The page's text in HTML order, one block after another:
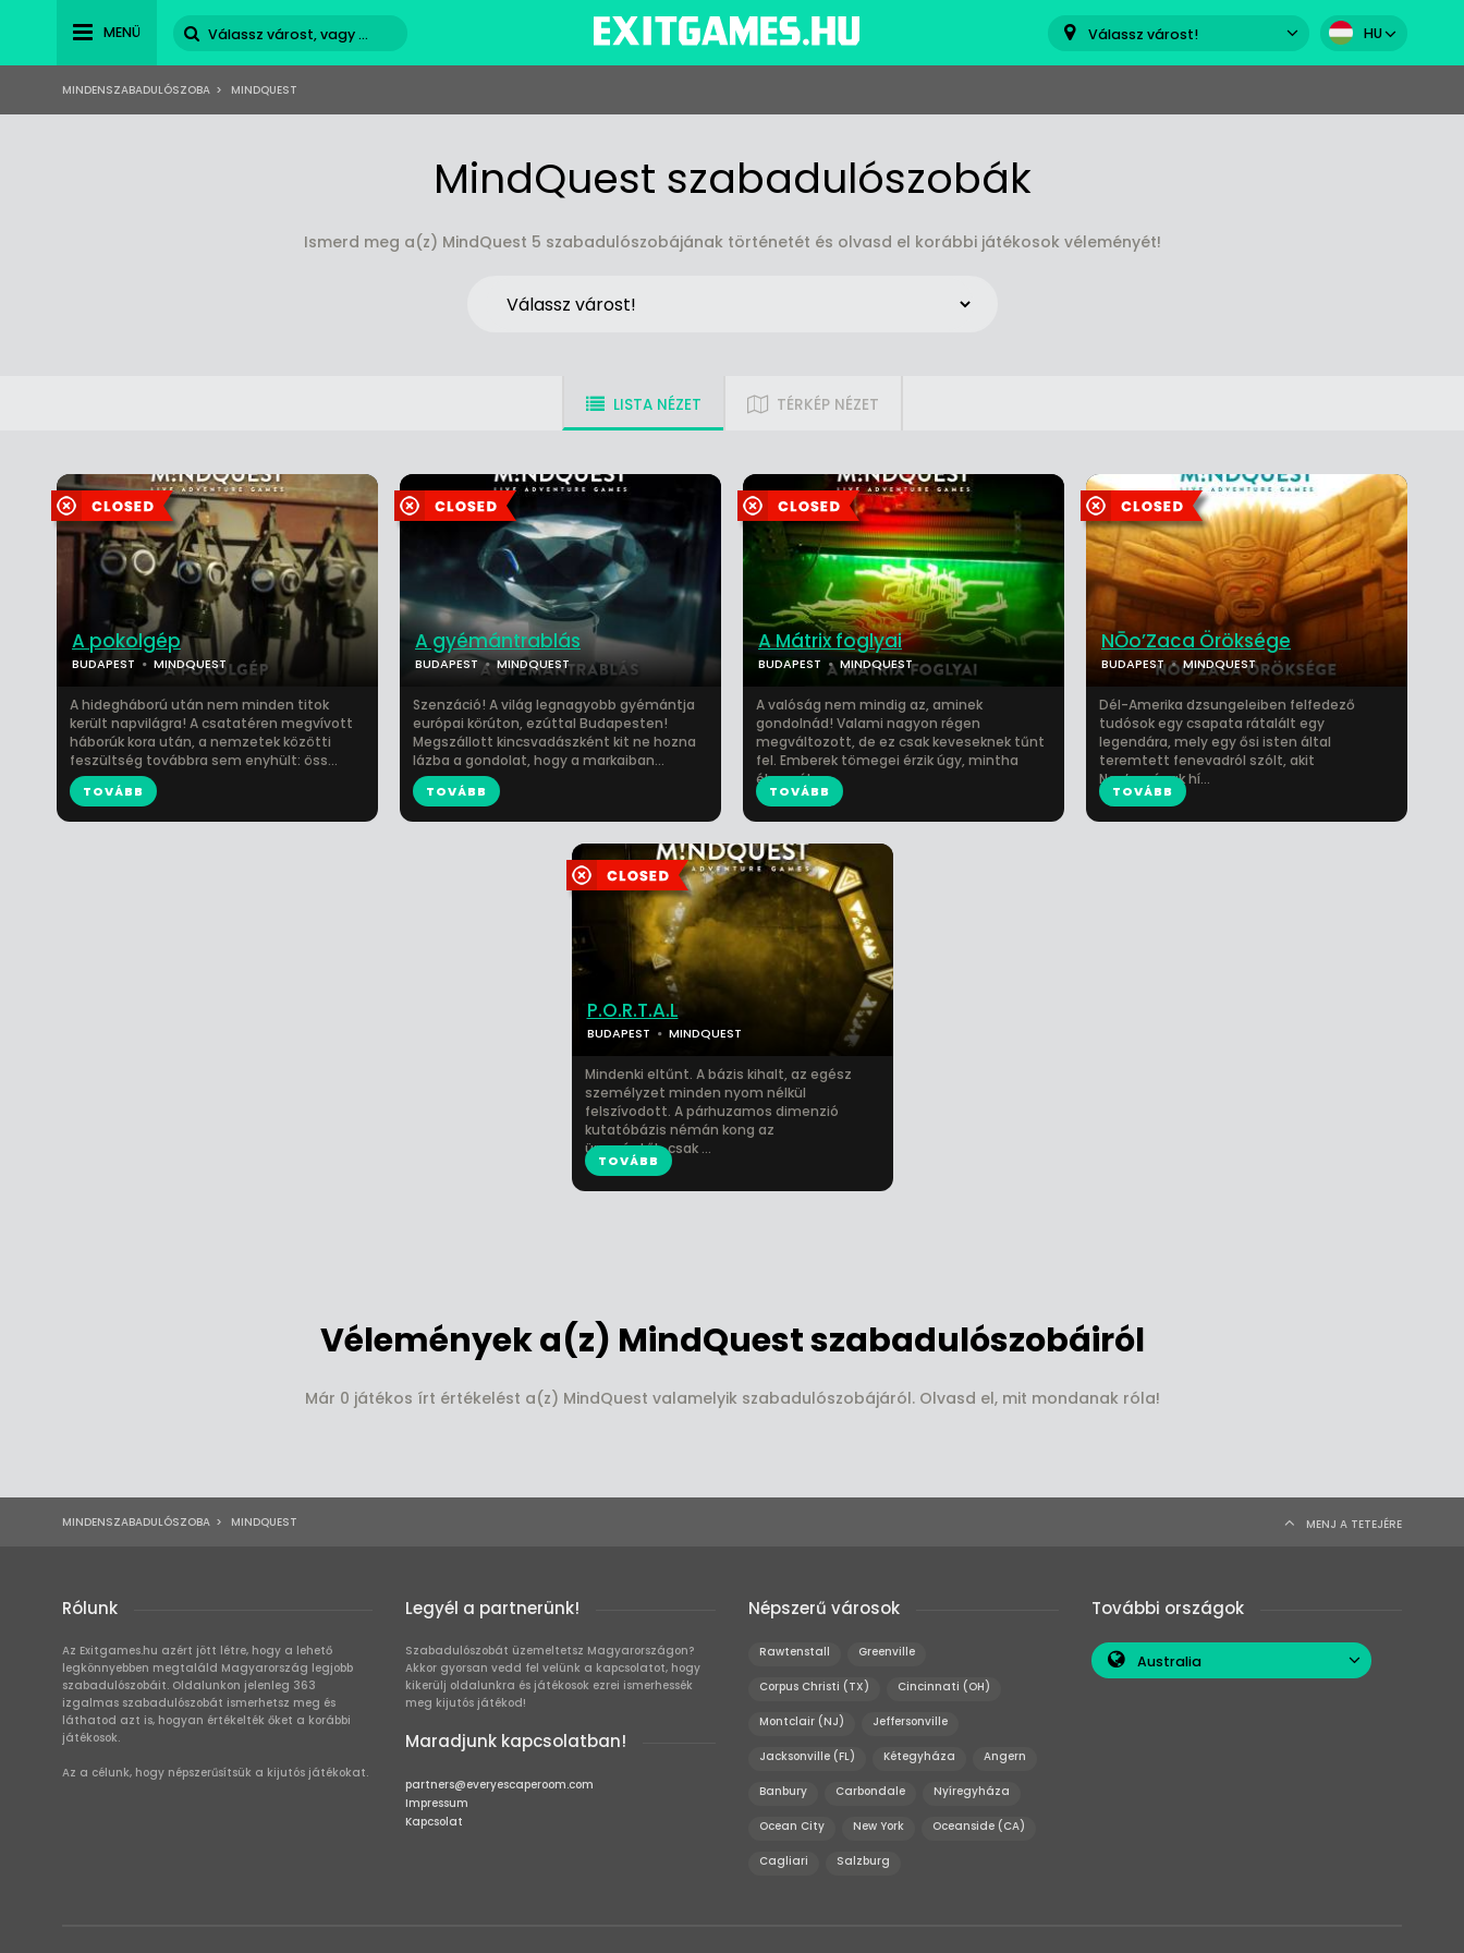
MENÜ Válassz várost! HU
MINDENSZABADULÓSZOBA > MINDQUEST
MindQuest szabadulószobák
Ismerd meg a(z) MindQuest 5 szabadulószobájának történetét és olvasd el korábbi játékosok véleményét!
LISTA NÉZET TÉRKÉP NÉZET
A pokolgép
BUDAPEST MINDQUEST
A hidegháború után nem minden titok
került napvilágra! A csatatéren megvívott
háborúk kora után, a nemzetek közötti
feszültség továbbra sem enyhült: öss...
TOVÁBB
A gyémántrablás
BUDAPEST MINDQUEST
Szenzáció! A világ legnagyobb gyémántja
európai körúton, ezúttal Budapesten!
Megszállott kincsvadászként kit ne hozna
lázba a gondolat, hogy a markaiban...
TOVÁBB
A Mátrix foglyai
BUDAPEST MINDQUEST
A valóság nem mindig az, aminek
gondolnád! Valami nagyon régen
megváltozott, de ez csak keveseknek tűnt
fel. Emberek tömegei érzik úgy, mintha
ébren álm...
TOVÁBB
NŌo’Zaca Öröksége
BUDAPEST MINDQUEST
Dél-Amerika dzsungeleiben felfedező
tudósok egy csapata rátalált egy
legendára, mely egy ősi isten által
teremtett fenevadról szólt, akit
Noo’zacának hí...
TOVÁBB
P.O.R.T.A.L
BUDAPEST MINDQUEST
Mindenki eltűnt. A bázis kihalt, az egész
személyzet minden nyom nélkül
felszívodott. A párhuzamos dimenzió
kutatóbázis némán kong az
ürességtől...csak ...
TOVÁBB
Vélemények a(z) MindQuest szabadulószobáiról
Már 0 játékos írt értékelést a(z) MindQuest valamelyik szabadulószobájáról. Olvasd el, mit mondanak róla!
MINDENSZABADULÓSZOBA > MINDQUEST MENJ A TETEJÉRE
Rólunk
Az Exitgames.hu azért jött létre, hogy a lehető
legkönnyebben megtaláld Magyarország legjobb
szabadulószobáit. Oldalunkon jelenleg 363
izgalmas szabadulószobát ismerhetsz meg és
láthatod azt is, hogyan értékelték őket a korábbi
játékosok.
Az a célunk, hogy népszerűsítsük a kijutós játékokat.
Legyél a partnerünk!
Szabadulószobát üzemeltetsz Magyarországon?
Akkor gyorsan vedd fel velünk a kapcsolatot, hogy
kikerülj oldalunkra és játékosok ezrei ismerhessék
meg kijutós játékod!
Maradjunk kapcsolatban!
partners@everyescaperoom.com
Impressum
Kapcsolat
Népszerű városok
Rawtenstall Greenville
Corpus Christi (TX) Cincinnati (OH)
Montclair (NJ) Jeffersonville
Jacksonville (FL) Kétegyháza Angern
Banbury Carbondale Nyíregyháza
Ocean City New York Oceanside (CA)
Cagliari Salzburg
További országok
Australia